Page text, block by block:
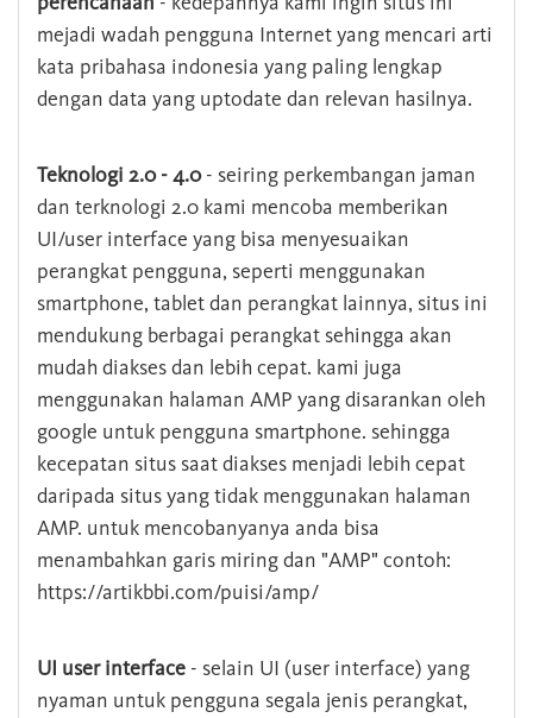
mejadi wadah pengguna Internet yang mencari arti
kata pribahasa indonesia yang paling lengkap
dengan data yang uptodate dan relevan hasilnya.
Teknologi 2.0 - 4.0- seiring perkembangan jaman
dan terknologi 2.0 kami mencoba memberikan
UI/user interface yang bisa menyesuaikan
perangkat pengguna, seperti menggunakan
smartphone, tablet dan perangkat lainnya, situs ini
mendukung berbagai perangkat sehingga akan
mudah diakses dan lebih cepat. kami juga
menggunakan halaman AMP yang disarankan oleh
google untuk pengguna smartphone. sehingga
kecepatan situs saat diakses menjadi lebih cepat
daripada situs yang tidak menggunakan halaman
AMP. untuk mencobanyanya anda bisa
menambahkan garis miring dan "AMP" contoh:
https://artikbbi.com/puisi/amp/
UI user interface - selain UI (user interface) yang
nyaman untuk pengguna segala jenis perangkat,